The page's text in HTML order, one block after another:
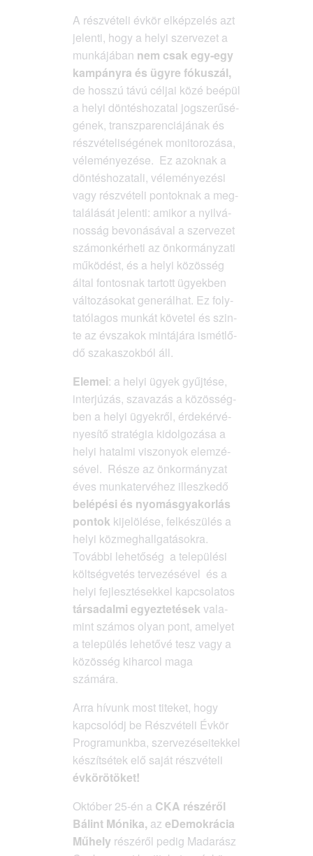
A rész­vé­te­li évkör elkép­ze­lés azt
jelen­ti, hogy a helyi szer­ve­zet a
mun­ká­já­ban nem csak egy-egy
kam­pány­ra és ügy­re fókusz­ál,
de hosszú távú cél­jai közé beépül
a helyi dön­tés­ho­za­tal jog­sze­rű­sé­
gé­nek, transz­pa­ren­ci­á­já­nak és
rész­vé­te­li­sé­gé­nek moni­to­ro­zá­sa,
véle­mé­nye­zé­se. Ez azok­nak a
dön­tés­ho­za­ta­li, véle­mé­nye­zé­si
vagy rész­vé­te­li pon­tok­nak a meg­
ta­lá­lá­sát jelen­ti: ami­kor a nyil­vá­
nos­ság bevo­ná­sá­val a szer­ve­zet
szá­mon­kér­he­ti az önkor­mány­za­ti
műkö­dést, és a helyi közös­ség
által fon­tos­nak tar­tott ügyek­ben
vál­to­zá­so­kat gene­rál­hat. Ez foly­
ta­tó­la­gos mun­kát köve­tel és szin­
te az évsza­kok min­tá­já­ra ismét­lő­
dő sza­ka­szok­ból áll.
Ele­mei: a helyi ügyek gyűj­té­se,
inter­jú­zás, sza­va­zás a közös­ség­
ben a helyi ügyek­ről, érdek­ér­vé­
nye­sí­tő stra­té­gia kidol­go­zá­sa a
helyi hatal­mi viszo­nyok elem­zé­
sé­vel. Része az önkor­mány­zat
éves mun­ka­ter­vé­hez illesz­ke­dő
belé­pé­si és nyo­más­gya­kor­lás
pon­tok kije­lö­lé­se, fel­ké­szü­lés a
helyi köz­meg­hall­ga­tá­sok­ra.
Továb­bi lehe­tő­ség a tele­pü­lé­si
költ­ség­ve­tés ter­ve­zé­sé­vel és a
helyi fej­lesz­té­sek­kel kap­cso­la­tos
tár­sa­dal­mi egyez­te­té­sek vala­
mint szá­mos olyan pont, ame­lyet
a tele­pü­lés lehe­tő­vé tesz vagy a
közös­ség kihar­col maga
számára.
Arra hívunk most tite­ket, hogy
kap­cso­lódj be Rész­vé­te­li Évkör
Prog­ra­munk­ba, szer­ve­zé­se­i­tek­kel
készít­sé­tek elő saját rész­vé­te­li
évkö­rö­tö­ket!
Októ­ber 25-én a CKA részé­ről
Bálint Móni­ka, az eDe­mok­rá­cia
Műhely részé­ről pedig Mada­rász